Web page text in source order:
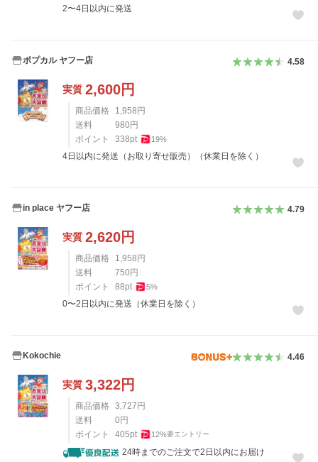
2〜4日以内に発送
ポプカル ヤフー店 4.58
実質 2,600円
商品価格 1,958 円
送料
980 円
ポイント
338pt 19%
4日以内に発送（お取り寄せ販売）（休業日を除く）
in place ヤフー店 4.79
実質 2,620円
商品価格 1,958 円
送料
750 円
ポイント
88pt 5%
0〜2日以内に発送（休業日を除く）
Kokochie 4.46
実質 3,322円
商品価格 3,727 円
送料
0 円
ポイント
405pt 12%要エントリー
24時までのご注文で2日以内にお届け